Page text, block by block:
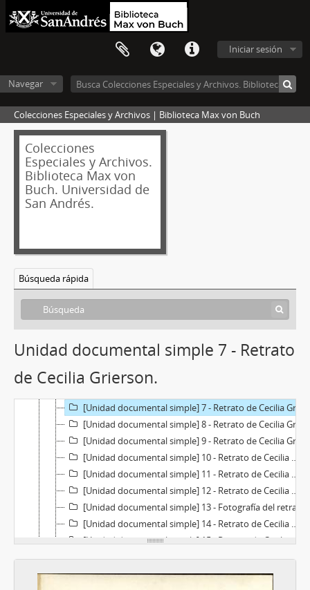
Iniciar sesión
Navegar
Colecciones Especiales y Archivos | Biblioteca Max von Buch
Colecciones
Especiales y Archivos.
Biblioteca Max von
Buch. Universidad de
San Andrés.
Búsqueda rápida
Unidad documental simple 7 - Retrato
de Cecilia Grierson.
[Fondo] 2001/4 -
[Serie] I - Correspondencia
[Serie] II - Copiador de cartas
[Serie] III - Certificados de inscripción y matrículas
[Serie] IV - Conferencias
[Serie] VII - Recortes de diarios y revistas
[Serie] VIII - Folletos y publicaciones
[Serie] IX - Fotografías
[Unidad documental simple] 1 - Retrato de los hermanos Grierson.
[Unidad documental simple] 3 - Retrato de los condes Aberdeen de Inglaterra.
[Unidad documental simple] 4 - Cecilia Grierson con hermanos y sobrinos.
[Unidad documental simple] 5 - Retrato de Cecilia Grierson.
[Unidad documental simple] 7 - Retrato de Cecilia Grierson.
[Unidad documental simple] 8 - Retrato de Cecilia Grierson.
[Unidad documental simple] 9 - Retrato de Cecilia Grierson.
[Unidad documental simple] 10 - Retrato de Cecilia Grierson.
[Unidad documental simple] 11 - Retrato de Cecilia Grierson.
[Unidad documental simple] 12 - Retrato de Cecilia Grierson.
[Unidad documental simple] 13 - Fotografía del retrato al óleo de Cecilia Grierson, realizado por Lía Correa Morales.
[Unidad documental simple] 14 - Retrato de Cecilia Grierson.
[Unidad documental simple] 15 - Retrato de Cecilia Grierson.
[Unidad documental simple] 16 - Retrato de Cecilia Grierson.
[Unidad documental simple] 17 - Retrato de Cecilia Grierson.